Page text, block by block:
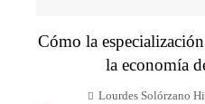
Cómo la
la economía
Lourdes Solórzano